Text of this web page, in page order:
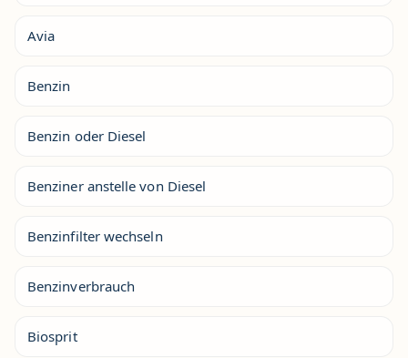
Avia
Benzin
Benzin oder Diesel
Benziner anstelle von Diesel
Benzinfilter wechseln
Benzinverbrauch
Biosprit